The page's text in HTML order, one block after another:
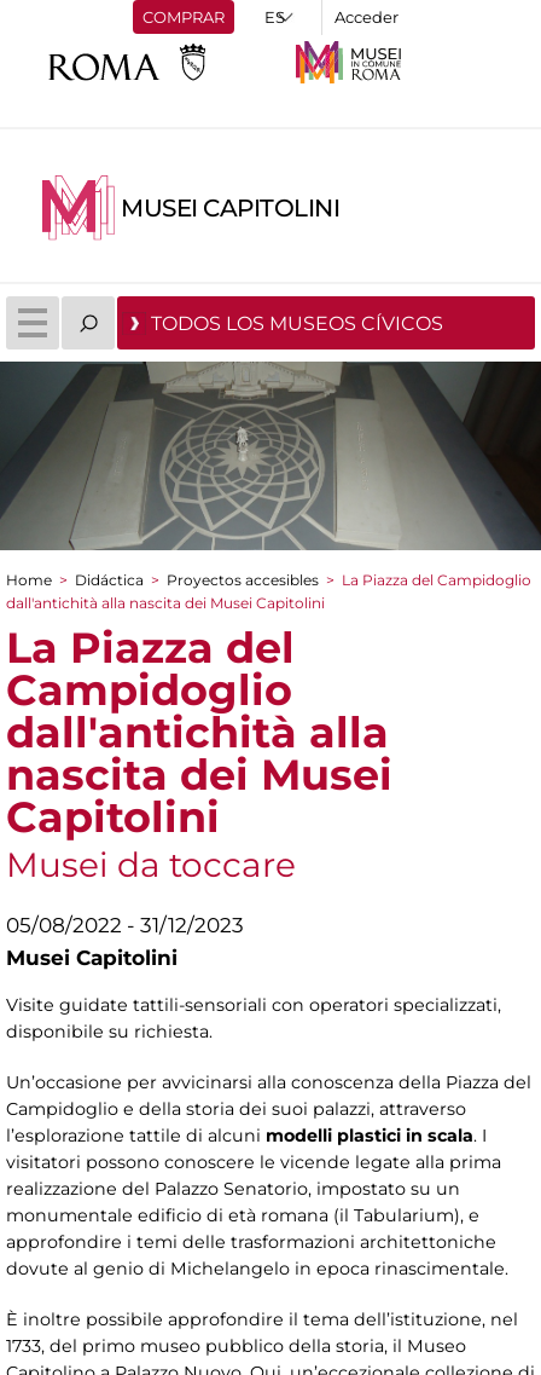
COMPRAR Acceder
MUSEI CAPITOLINI
TODOS LOS MUSEOS CÍVICOS
You are here
Home > Didáctica > Proyectos accesibles > La Piazza del Campidoglio
dall'antichità alla nascita dei Musei Capitolini
La Piazza del
Campidoglio
dall'antichità alla
nascita dei Musei
Capitolini
Musei da toccare
05/08/2022 - 31/12/2023
Musei Capitolini
Visite guidate tattili-sensoriali con operatori specializzati,
disponibile su richiesta.
Un’occasione per avvicinarsi alla conoscenza della Piazza del
Campidoglio e della storia dei suoi palazzi, attraverso
l’esplorazione tattile di alcuni modelli plastici in scala. I
visitatori possono conoscere le vicende legate alla prima
realizzazione del Palazzo Senatorio, impostato su un
monumentale edificio di età romana (il Tabularium), e
approfondire i temi delle trasformazioni architettoniche
dovute al genio di Michelangelo in epoca rinascimentale.
È inoltre possibile approfondire il tema dell’istituzione, nel
1733, del primo museo pubblico della storia, il Museo